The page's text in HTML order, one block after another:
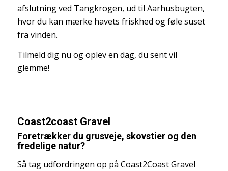
afslutning ved Tangkrogen, ud til Aarhusbugten,
hvor du kan mærke havets friskhed og føle suset
fra vinden.
Tilmeld dig nu og oplev en dag, du sent vil
glemme!
Coast2coast Gravel
Foretrækker du grusveje, skovstier og den
fredelige natur?
Så tag udfordringen op på Coast2Coast Gravel